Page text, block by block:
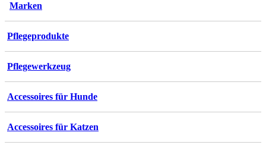
Marken
Pflegeprodukte
Pflegewerkzeug
Accessoires für Hunde
Accessoires für Katzen